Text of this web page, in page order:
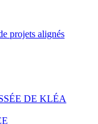
DE KLÉA